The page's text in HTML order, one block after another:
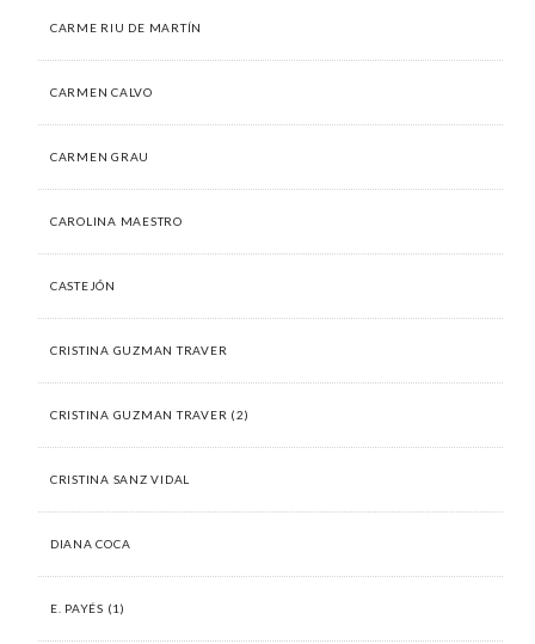
CARME RIU DE MARTÍN
CARMEN CALVO
CARMEN GRAU
CAROLINA MAESTRO
CASTEJÓN
CRISTINA GUZMAN TRAVER
CRISTINA GUZMAN TRAVER (2)
CRISTINA SANZ VIDAL
DIANA COCA
E. PAYÉS (1)